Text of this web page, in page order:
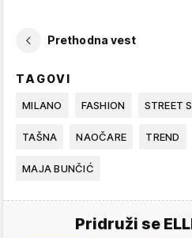
Prethodna vest
TAGOVI
MILANO FASHION STREET
TAŠNA NAOČARE TREND
MAJA BUNČIĆ
Pridruži se